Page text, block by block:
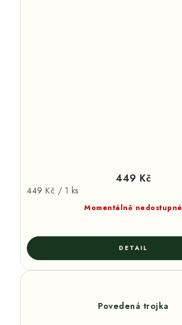
Momentálně nedostupné
449 Kč
Měrná
449 Kč / 1 ks
Povedená trojka